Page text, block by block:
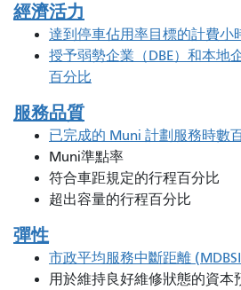
經濟活力
達到停車佔用率目標的計費小
授予弱勢企業（DBE）和本地
百分比
服務品質
已完成的 Muni 計劃服務時數
Muni準點率
符合車距規定的行程百分比
超出容量的行程百分比
彈性
市政平均服務中斷距離
用於維持良好維修狀態的資本